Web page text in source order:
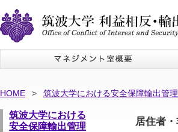
HOME > 筑波大学における安全保障輸出管理
居住者
筑波大学における
安全保障輸出管理